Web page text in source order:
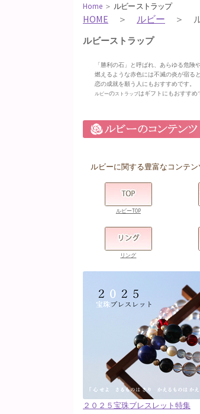
Home ＞ ルビー ストラップ
HOME ＞ ルビー ＞ ル
ルビーストラップ
「勝利の石」と呼ばれ、あらゆる危
燃えるような赤色には不滅の炎が宿る
恋の成就を願う人にもおすすめです。
ルビーのストラップはギフトにもおすすめ
ルビーに関する豊富なコンテン
ルビーTOP
リング
２０２５宝珠ブレスレット特集